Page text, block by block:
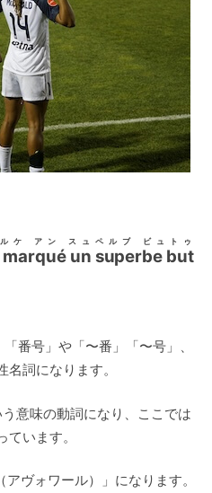
un superbe but
ケ アン スュペルブ ビュトゥ
番号」や「〜番」「〜号」、
名詞になります。
意味の動詞になり、ここでは
います。
ヴォワール）」になります。